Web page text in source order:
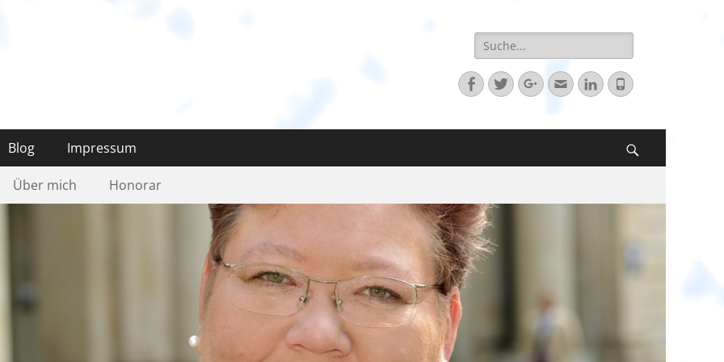
Suche
nach:
Facebook
TwitterGoogleplus
E-
Mail
LinkedInTelefon
Blog Impressum
Über mich Honorar